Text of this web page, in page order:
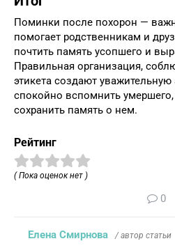
Поминки после похорон —
помогает родственникам и
почтить память усопшего и
Правильная организация,
этикета создают
спокойно вспомнить
сохранить память о нем.
Рейтинг
( Пока оценок нет )
0
Елена Смирнова / автор статьи